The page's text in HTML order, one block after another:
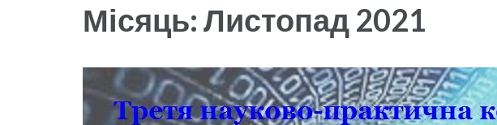
Місяць:Листопад 2021